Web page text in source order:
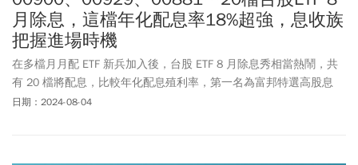
月除息，這檔年化配息率18%超強，息收族
把握進場時機
在多檔月月配 ETF 新兵加入後，台股 ETF 8 月除息秀相當熱鬧，共
有 20 檔將配息，比較年化配息殖利率，第一名為富邦特選高股息
30(00900-TW)，高達 18% 驚豔全市場；進一步觀察這 20 檔台股
日期：2024-08-04